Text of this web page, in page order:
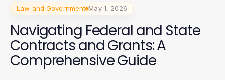
Law and Government May 1, 2026
Navigating Federal and State
Contracts and Grants: A
Comprehensive Guide